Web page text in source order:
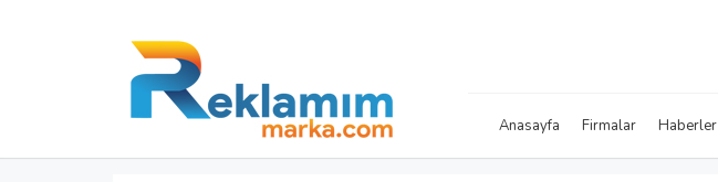
Anasayfa Firmalar Haberler